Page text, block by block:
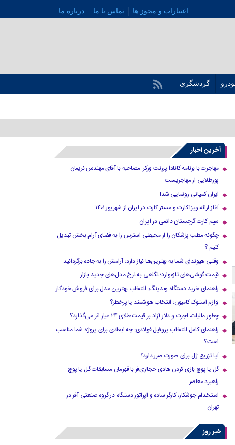
اعتبارات و مجوز ها تماس با ما درباره ما
گردشگری
آخرین اخبار
مهاجرت با برنامه کانادا پرزنت ورکر: مصاحبه با آقای مهندس نریمان
پورطلایی از مهاجریست
ایران کمپانی رونمایی شد!
آغاز ارائه ویزا کارت و مستر کارت در ایران از شهریور ۱۴۰۱
سیم کارت گرجستان دائمی در ایران
چگونه مطب پزشکان را از محیطی استرس زا به فضای آرام بخش تبدیل
کنیم ؟
وقتی هیوندای شما به بهترین‌ها نیاز دارد؛ آرامش را به جاده برگردانید
قیمت گوشی‌های تازه‌وارد؛ نگاهی به نرخ مدل‌های جدید بازار
راهنمای خرید دستگاه وندینگ: انتخاب بهترین مدل برای فروش خودکار
لوازم استوک کامیون؛ انتخاب هوشمند یا پرخطر؟
چطور مالیات، اجرت و دلار آزاد بر قیمت طلای ۲۴ عیار اثر می‌گذارد؟
راهنمای کامل انتخاب پروفیل فولادی: چه ابعادی برای پروژه شما مناسب
است؟
آیا تزریق ژل برای صورت ضرر دارد​؟
گل یا پوچ بازی کردن هادی حجازی‌فر با قهرمان مسابقات گل یا پوچ-
راهبرد معاصر
استخدام جوشکار، کارگر ساده و اپراتور دستگاه در گروه صنعتی آفر در
تهران
خبر روز